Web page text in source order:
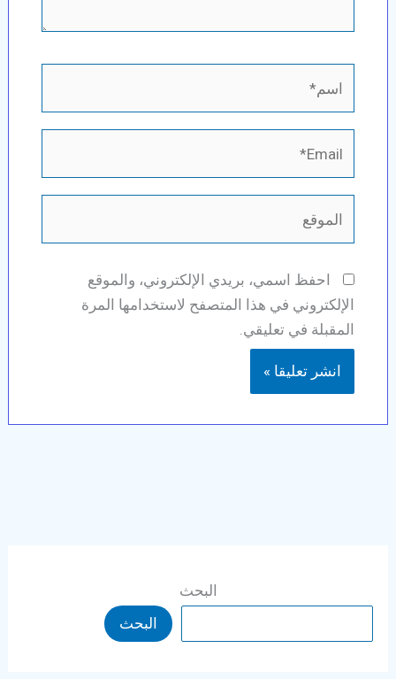
احفظ اسمي، بريدي الإلكتروني، والموقع
الإلكتروني في هذا المتصفح لاستخدامها المرة
المقبلة في تعليقي.
البحث
البحث